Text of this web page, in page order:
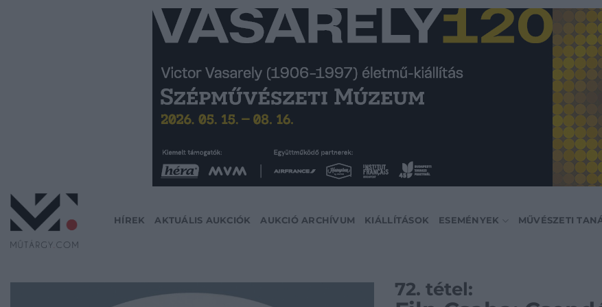
HÍREK AKTUÁLIS AUKCIÓK AUKCIÓ ARCHÍVUM KIÁLLÍTÁSOK ESEMÉNYEK MŰVÉSZETI
72. tétel: